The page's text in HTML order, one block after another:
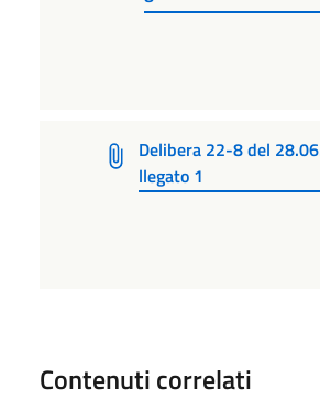
Delibera 22-8 del
llegato 1
Contenuti correlati